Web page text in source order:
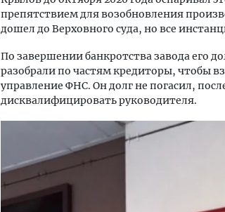
препятствием для возобновления
дошел до Верховного суда, но все
По завершении банкротства завода его
разобрали по частям кредиторы, чтобы
управление ФНС. Он долг не погасил,
дисквалифицировать руководителя.